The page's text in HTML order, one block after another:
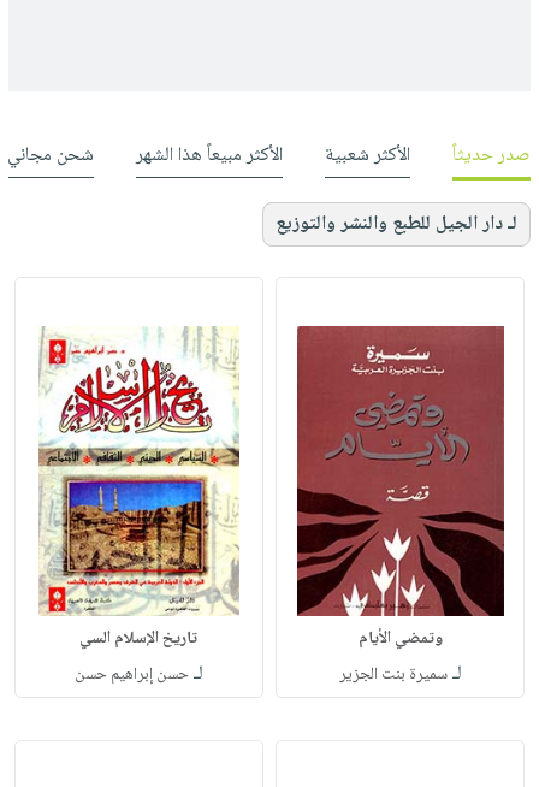
صدر حديثاً الأكثر شعبية الأكثر مبيعاً هذا الشهر شحن مجاني
لـ دار الجيل للطبع والنشر والتوزيع
وتمضي الأيام
لـسميرة بنت الجزير
تاريخ الإسلام السي
لـحسن إبراهيم حسن